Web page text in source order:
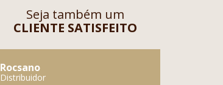
Seja também um
CLIENTE SATISFEITO
Rocsano
Distribuidor